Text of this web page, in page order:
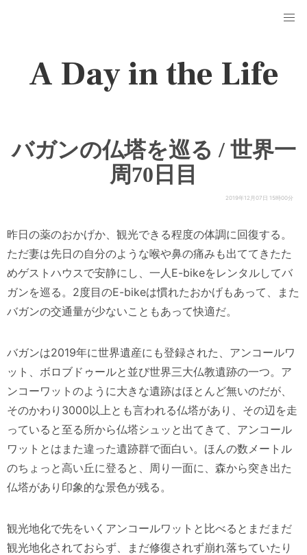
A Day in the Life
バガンの仏塔を巡る / 世界一
周70日目
2019年12月07日 15時00分
昨日の薬のおかげか、観光できる程度の体調に回復する。
ただ妻は先日の自分のような喉や鼻の痛みも出ててきたた
めゲストハウスで安静にし、一人E-bikeをレンタルしてバ
ガンを巡る。2度目のE-bikeは慣れたおかげもあって、また
バガンの交通量が少ないこともあって快適だ。
バガンは2019年に世界遺産にも登録された、アンコールワ
ット、ボロブドゥールと並び世界三大仏教遺跡の一つ。ア
ンコーワットのように大きな遺跡はほとんど無いのだが、
そのかわり3000以上とも言われる仏塔があり、その辺を走
っていると至る所から仏塔シュッと出てきて、アンコール
ワットとはまた違った遺跡群で面白い。ほんの数メートル
のちょっと高い丘に登ると、周り一面に、森から突き出た
仏塔があり印象的な景色が残る。
観光地化で先をいくアンコールワットと比べるとまだまだ
観光地化されておらず、まだ修復されず崩れ落ちていたり